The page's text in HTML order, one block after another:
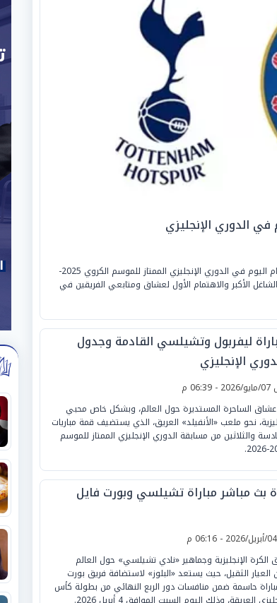
الدوري الإنجليزي
تعتبر القنوات الناقلة لـ «بث مباشر مباراة تشيلسي وتوتنهام اليوم في الدوري الإنجليزي الممتاز للموسم الكروي 2025-
الشاغل الأكبر والاهتمام الأول لعشاق ومتابعي الفريقين في
ليفربول وتشيلسي القادمة وجدول
الإنجليزي
م
عشاق الساحرة المستديرة حول العالم، وبشكل خاص محبي
نحو ملعب «الأنفيلد» العريق، الذي يستضيف قمة مباريات
والثلاثين من مسابقة الدوري الإنجليزي الممتاز للموسم
مباشر مباراة تشيلسي وبورت فايل
الكرة الإنجليزية وجماهير «نادي تشيلسي» حول العالم
الثقيل، حيث يستعد «البلوز» لاستضافة فريق بورت
حاسمة ضمن منافسات دور الربع النهائي من بطولة كأس